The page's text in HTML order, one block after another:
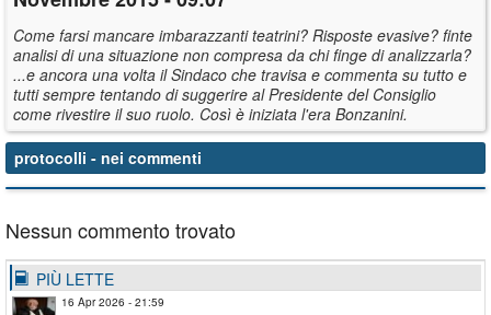
Come farsi mancare imbarazzanti teatrini? Risposte evasive? finte
analisi di una situazione non compresa da chi finge di analizzarla?
...e ancora una volta il Sindaco che travisa e commenta su tutto e
tutti sempre tentando di suggerire al Presidente del Consiglio
come rivestire il suo ruolo. Così è iniziata l'era Bonzanini.
protocolli - nei commenti
Nessun commento trovato
PIÙ LETTE
16 Apr 2026 - 21:59